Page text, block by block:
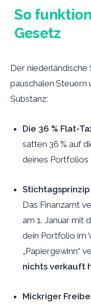
So
Gesetz
Der
pauschalen Steuern
Substanz:
Die 36 % Flat-
satten 36 % auf
deines Portfolios
Das Finanzamt
am 1. Januar mit
dein Portfolio im
„Papiergewinn“
nichts verkauft
Mickriger